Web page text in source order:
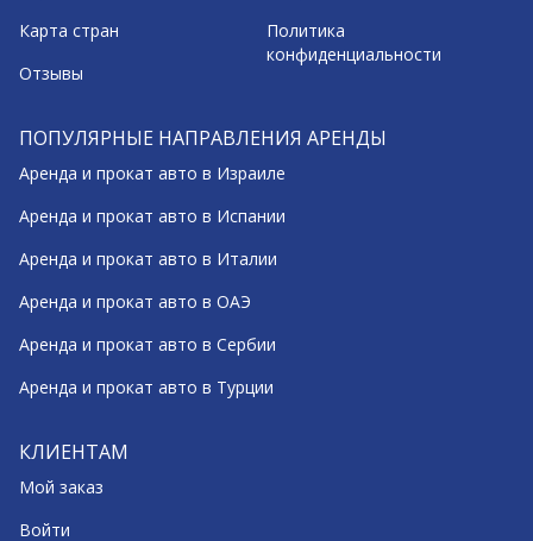
Карта стран
Отзывы
Политика
конфиденциальности
ПОПУЛЯРНЫЕ НАПРАВЛЕНИЯ АРЕНДЫ
Аренда и прокат авто в Израиле
Аренда и прокат авто в Испании
Аренда и прокат авто в Италии
Аренда и прокат авто в ОАЭ
Аренда и прокат авто в Сербии
Аренда и прокат авто в Турции
КЛИЕНТАМ
Мой заказ
Войти